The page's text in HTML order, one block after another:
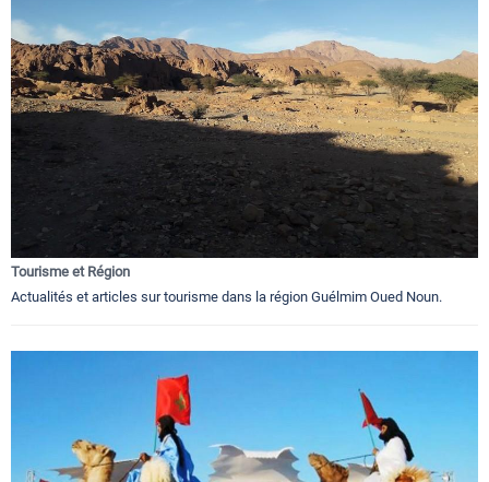
Tourisme et Région
Actualités et articles sur tourisme dans la région Guélmim Oued Noun.